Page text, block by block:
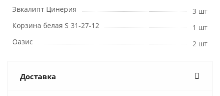
Эвкалипт Цинерия
3 шт
Корзина белая S 31-27-12
1 шт
Оазис
2 шт
Доставка